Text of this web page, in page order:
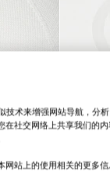
术来增强网站导航，分
在社交网络上共享我们的
网站上的使用相关的更多